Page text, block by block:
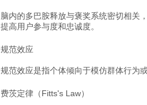
脑内的多巴胺释放与褒奖系统密切相关
提高用户参与度和忠诚度。
规范效应
规范效应是指个体倾向于模仿群体行为
费茨定律（Fitts's Law）